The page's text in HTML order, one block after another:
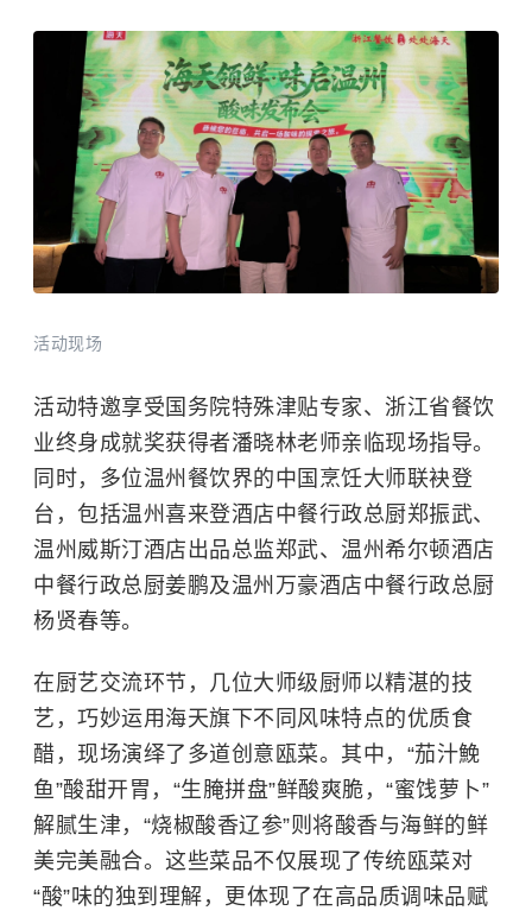
活动现场
活动特邀享受国务院特殊津贴专家、浙江省餐饮
业终身成就奖获得者潘晓林老师亲临现场指导。
同时，多位温州餐饮界的中国烹饪大师联袂登
台，包括温州喜来登酒店中餐行政总厨郑振武、
温州威斯汀酒店出品总监郑武、温州希尔顿酒店
中餐行政总厨姜鹏及温州万豪酒店中餐行政总厨
杨贤春等。
在厨艺交流环节，几位大师级厨师以精湛的技
艺，巧妙运用海天旗下不同风味特点的优质食
醋，现场演绎了多道创意瓯菜。其中，“茄汁鮸
鱼”酸甜开胃，“生腌拼盘”鲜酸爽脆，“蜜饯萝卜”
解腻生津，“烧椒酸香辽参”则将酸香与海鲜的鲜
美完美融合。这些菜品不仅展现了传统瓯菜对
“酸”味的独到理解，更体现了在高品质调味品赋